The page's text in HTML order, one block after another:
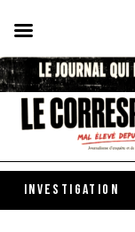
INVESTIGATION